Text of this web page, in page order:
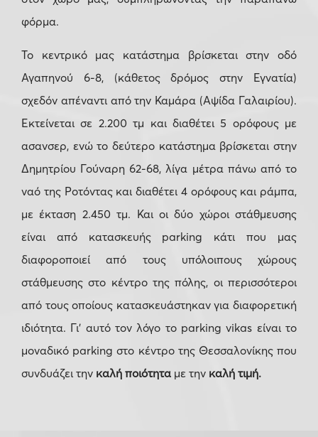
φόρμα.
Το κεντρικό μας κατάστημα βρίσκεται στην οδό
Αγαπηνού 6-8, (κάθετος δρόμος στην Εγνατία)
σχεδόν απέναντι από την Καμάρα (Αψίδα Γαλαιρίου).
Εκτείνεται σε 2.200 τμ και διαθέτει 5 ορόφους με
ασανσερ, ενώ το δεύτερο κατάστημα βρίσκεται στην
Δημητρίου Γούναρη 62-68, λίγα μέτρα πάνω από το
ναό της Ροτόντας και διαθέτει 4 ορόφους και ράμπα,
με έκταση 2.450 τμ. Και οι δύο χώροι στάθμευσης
είναι από κατασκευής parking κάτι που μας
διαφοροποιεί από τους υπόλοιπους χώρους
στάθμευσης στο κέντρο της πόλης, οι περισσότεροι
από τους οποίους κατασκευάστηκαν για διαφορετική
ιδιότητα. Γι’ αυτό τον λόγο το parking vikas είναι το
μοναδικό parking στο κέντρο της Θεσσαλονίκης που
συνδυάζει την καλή ποιότητα με την καλή τιμή.